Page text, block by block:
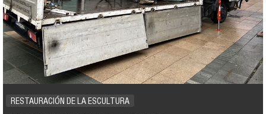
RESTAURACIÓN DE LA ESCULTURA